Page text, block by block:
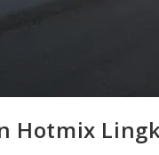
Hotmix